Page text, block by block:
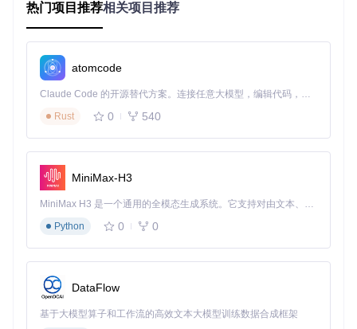
2.2 核心技术特性与应用场景
Vue3：构建响应式界面的利器
通俗解释
场景应用 ：用户信息表单实时验证、数据表格动态加载
核心优势
0%代码量
Vite5：极速开发体验的引擎
通俗解释：边改边看的快速构建工具
场景应用
核心优势
：启动速度比Webpack快10倍，热更新时间<100ms
TypeScript：代码质量的守护者
通俗解释：给JavaScript加上类型检查
场景应用：API接口类型定义、组件属性约束
核心优势：在编码阶段发现70%潜在错误，提升代码可维护性
三、环境适配：部署前的环境准备
热门项目推荐相关项目推荐
atomcode
Claude Code 的开源替代方案。连接任意大模型，编辑代码，运行命令，自动验证 — 全自动执行。用 Rust 构建，极致性能。 ｜ An open-source alternative to Claude Code. Connect any LLM, edit code, run commands, and verify changes — autonomously. Built in Rust for speed. Get Started
Rust
0 540
MiniMax-H3
MiniMax H3 是一个通用的全模态生成系统。它支持对由文本、图像、视频和音频组成的多模态上下文进行统一理解，并能生成分辨率高达 2K、时长可达 15 秒的带原生立体声音频的视频。得益于面向任务泛化的系统设计，H3 在预训练阶段就已具备广泛的多模态上下文理解与生成能力，能够出色地执行复杂的多模态指令。
Python
0 0
DataFlow
基于大模型算子和工作流的高效文本大模型训练数据合成框架